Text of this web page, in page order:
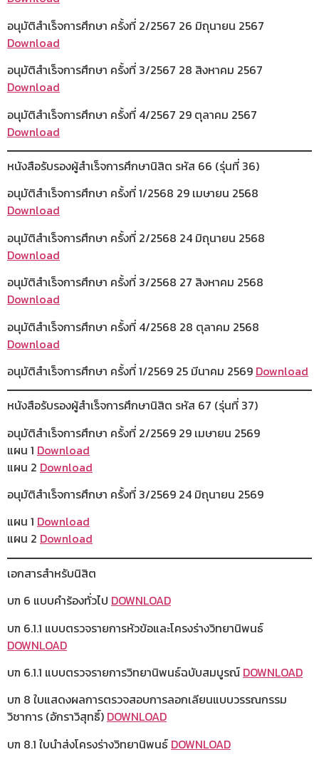
อนุมัติสำเร็จการศึกษา ครั้งที่ 2/2567 26 มิถุนายน 2567
Download
อนุมัติสำเร็จการศึกษา ครั้งที่ 3/2567 28 สิงหาคม 2567
Download
อนุมัติสำเร็จการศึกษา ครั้งที่ 4/2567 29 ตุลาคม 2567
Download
หนังสือรับรองผู้สำเร็จการศึกษานิสิต รหัส 66 (รุ่นที่ 36)
อนุมัติสำเร็จการศึกษา ครั้งที่ 1/2568 29 เมษายน 2568
Download
อนุมัติสำเร็จการศึกษา ครั้งที่ 2/2568 24 มิถุนายน 2568
Download
อนุมัติสำเร็จการศึกษา ครั้งที่ 3/2568 27 สิงหาคม 2568
Download
อนุมัติสำเร็จการศึกษา ครั้งที่ 4/2568 28 ตุลาคม 2568
Download
อนุมัติสำเร็จการศึกษา ครั้งที่ 1/2569 25 มีนาคม 2569 Download
หนังสือรับรองผู้สำเร็จการศึกษานิสิต รหัส 67 (รุ่นที่ 37)
อนุมัติสำเร็จการศึกษา ครั้งที่ 2/2569 29 เมษายน 2569
แผน 1 Download
แผน 2 Download
อนุมัติสำเร็จการศึกษา ครั้งที่ 3/2569 24 มิถุนายน 2569
แผน 1 Download
แผน 2 Download
เอกสารสำหรับนิสิต
บฑ 6 แบบคำร้องทั่วไป DOWNLOAD
บฑ 6.1.1 แบบตรวจรายการหัวข้อและโครงร่างวิทยานิพนธ์
DOWNLOAD
บฑ 6.1.1 แบบตรวจรายการวิทยานิพนธ์ฉบับสมบูรณ์ DOWNLOAD
บฑ 8 ใบแสดงผลการตรวจสอบการลอกเลียนแบบวรรณกรรม
วิชาการ (อักราวิสุทธิ์) DOWNLOAD
บฑ 8.1 ใบนำส่งโครงร่างวิทยานิพนธ์ DOWNLOAD